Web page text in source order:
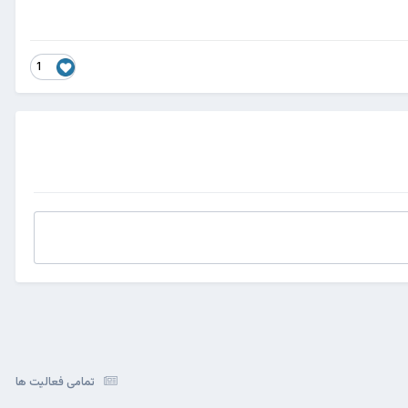
1
تمامی فعالیت ها